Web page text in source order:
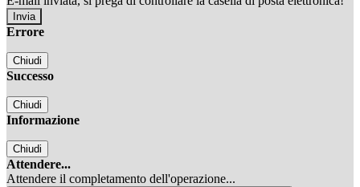
Errore
Chiudi
Successo
Chiudi
Informazione
Chiudi
Attendere...
Attendere il completamento dell'operazione...